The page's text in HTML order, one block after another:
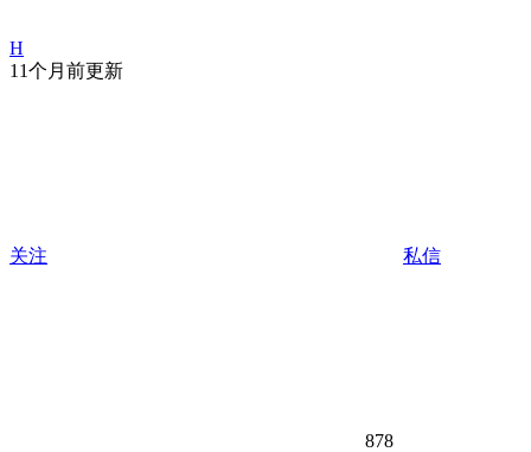
H
11个月前更新
关注 私信
878